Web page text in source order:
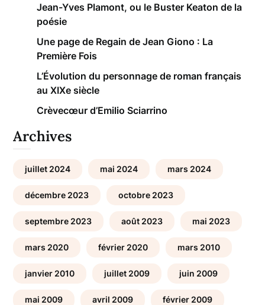
Jean-Yves Plamont, ou le Buster Keaton de la
poésie
Une page de Regain de Jean Giono : La
Première Fois
L’Évolution du personnage de roman français
au XIXe siècle
Crèvecœur d’Emilio Sciarrino
Archives
juillet 2024 mai 2024 mars 2024
décembre 2023 octobre 2023
septembre 2023 août 2023 mai 2023
mars 2020 février 2020 mars 2010
janvier 2010 juillet 2009 juin 2009
mai 2009 avril 2009 février 2009